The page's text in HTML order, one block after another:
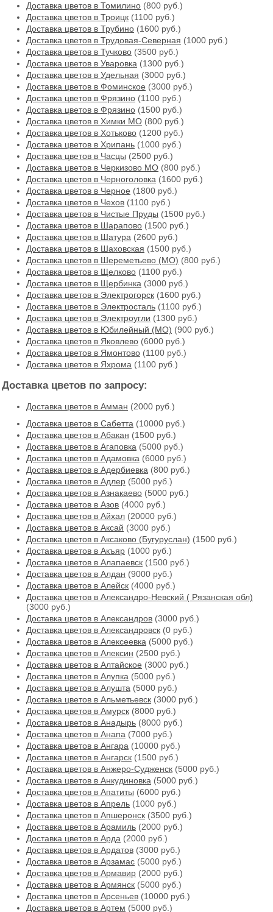
Доставка цветов в Томилино (800 руб.)
Доставка цветов в Троицк (1100 руб.)
Доставка цветов в Трубино (1600 руб.)
Доставка цветов в Трудовая-Северная (1000 руб.)
Доставка цветов в Тучково (3500 руб.)
Доставка цветов в Уваровка (1300 руб.)
Доставка цветов в Удельная (3000 руб.)
Доставка цветов в Фоминское (3000 руб.)
Доставка цветов в Фрязино (1100 руб.)
Доставка цветов в Фрязино (1500 руб.)
Доставка цветов в Химки МО (800 руб.)
Доставка цветов в Хотьково (1200 руб.)
Доставка цветов в Хрипань (1000 руб.)
Доставка цветов в Часцы (2500 руб.)
Доставка цветов в Черкизово МО (800 руб.)
Доставка цветов в Черноголовка (1600 руб.)
Доставка цветов в Черное (1800 руб.)
Доставка цветов в Чехов (1100 руб.)
Доставка цветов в Чистые Пруды (1500 руб.)
Доставка цветов в Шарапово (1500 руб.)
Доставка цветов в Шатура (2600 руб.)
Доставка цветов в Шаховская (1500 руб.)
Доставка цветов в Шереметьево (МО) (800 руб.)
Доставка цветов в Щелково (1100 руб.)
Доставка цветов в Щербинка (3000 руб.)
Доставка цветов в Электрогорск (1600 руб.)
Доставка цветов в Электросталь (1100 руб.)
Доставка цветов в Электроугли (1300 руб.)
Доставка цветов в Юбилейный (МО) (900 руб.)
Доставка цветов в Яковлево (6000 руб.)
Доставка цветов в Ямонтово (1100 руб.)
Доставка цветов в Яхрома (1100 руб.)
Доставка цветов по запросу:
Доставка цветов в Амман (2000 руб.)
Доставка цветов в Cабетта (10000 руб.)
Доставка цветов в Абакан (1500 руб.)
Доставка цветов в Агаповка (5000 руб.)
Доставка цветов в Адамовка (6000 руб.)
Доставка цветов в Адербиевка (800 руб.)
Доставка цветов в Адлер (5000 руб.)
Доставка цветов в Азнакаево (5000 руб.)
Доставка цветов в Азов (4000 руб.)
Доставка цветов в Айхал (20000 руб.)
Доставка цветов в Аксай (3000 руб.)
Доставка цветов в Аксаково (Бугуруслан) (1500 руб.)
Доставка цветов в Акъяр (1000 руб.)
Доставка цветов в Алапаевск (1500 руб.)
Доставка цветов в Алдан (9000 руб.)
Доставка цветов в Алейск (4000 руб.)
Доставка цветов в Александро-Невский ( Рязанская обл)
(3000 руб.)
Доставка цветов в Александров (3000 руб.)
Доставка цветов в Александровск (0 руб.)
Доставка цветов в Алексеевка (5000 руб.)
Доставка цветов в Алексин (2500 руб.)
Доставка цветов в Алтайское (3000 руб.)
Доставка цветов в Алупка (5000 руб.)
Доставка цветов в Алушта (5000 руб.)
Доставка цветов в Альметьевск (3000 руб.)
Доставка цветов в Амурск (8000 руб.)
Доставка цветов в Анадырь (8000 руб.)
Доставка цветов в Анапа (7000 руб.)
Доставка цветов в Ангара (10000 руб.)
Доставка цветов в Ангарск (1500 руб.)
Доставка цветов в Анжеро-Судженск (5000 руб.)
Доставка цветов в Анкудиновка (5000 руб.)
Доставка цветов в Апатиты (6000 руб.)
Доставка цветов в Апрель (1000 руб.)
Доставка цветов в Апшеронск (3500 руб.)
Доставка цветов в Арамиль (2000 руб.)
Доставка цветов в Арда (2000 руб.)
Доставка цветов в Ардатов (3000 руб.)
Доставка цветов в Арзамас (5000 руб.)
Доставка цветов в Армавир (2000 руб.)
Доставка цветов в Армянск (5000 руб.)
Доставка цветов в Арсеньев (10000 руб.)
Доставка цветов в Артем (5000 руб.)